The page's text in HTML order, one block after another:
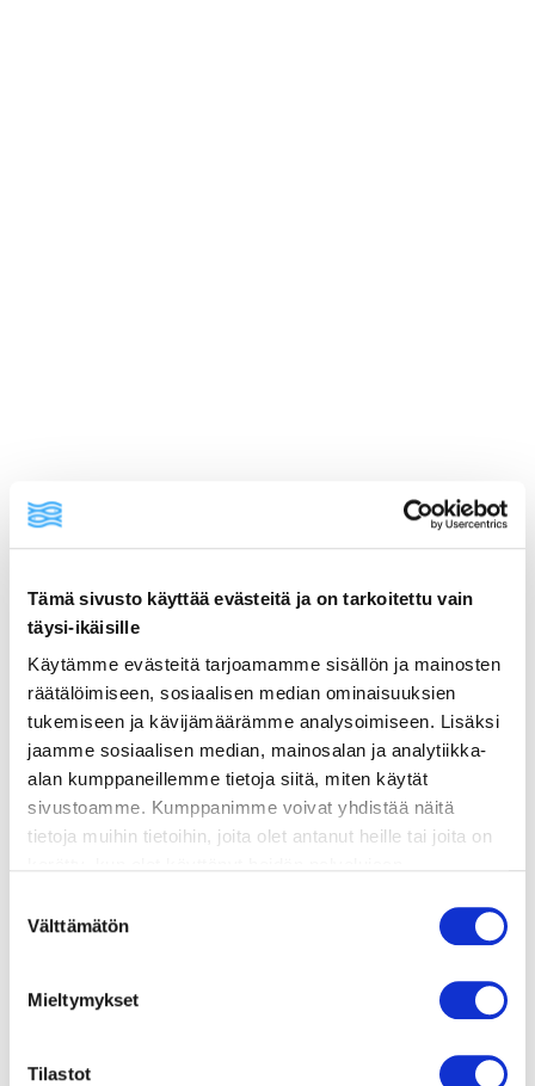
Tämä sivusto käyttää evästeitä ja on tarkoitettu vain
täysi-ikäisille
Käytämme evästeitä tarjoamamme sisällön ja mainosten
räätälöimiseen, sosiaalisen median ominaisuuksien
tukemiseen ja kävijämäärämme analysoimiseen. Lisäksi
jaamme sosiaalisen median, mainosalan ja analytiikka-
alan kumppaneillemme tietoja siitä, miten käytät
sivustoamme. Kumppanimme voivat yhdistää näitä
tietoja muihin tietoihin, joita olet antanut heille tai joita on
tai vanhempi. Vahvista ikäsi käyttääksesi sivustoa.
valinta
Välttämätön
Mieltymykset
Tilastot
lisätietoja
300 g lohifileetä
2,5 dl risottoriisiä (esim. arborio)
1 pieni sipuli
7 dl kasvis- tai kalalientä (kuumana)
1 dl raastettua parmesaania